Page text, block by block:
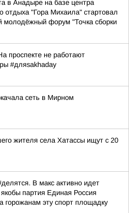
в Анадыре на базе центра
отдыха "Гора Михаила" стартовал
молодёжный форум "Точка сборки
проспекте не работают
#дляsakhaday
сеть в Мирном
жителя села Хатассы ищут с 20
В макс активно идет
партия Единая Россия
горожанам эту спорт площадку